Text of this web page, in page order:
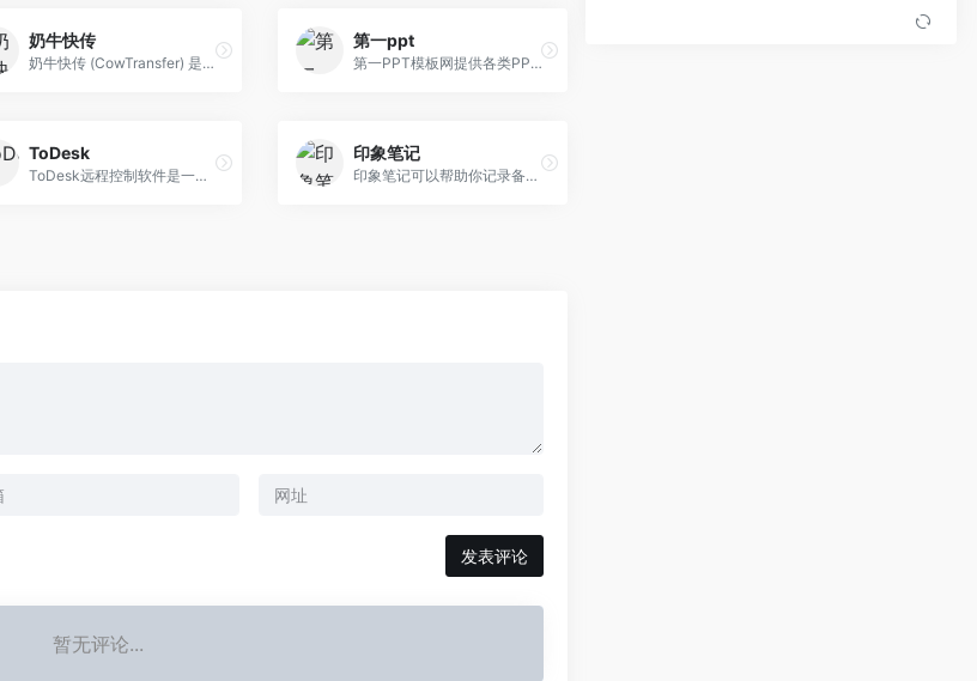
奶牛快传
奶牛快传 (CowTransfer) 是一款免费、无需注册即可直接使用的网页端大文件临时传输网盘服务，奶牛快传网页版官网登录后无需注册即可传输文件，它提供了网页版…
第一ppt
第一PPT模板网提供各类PPT模板免费下载，官网有PPT模板，行业PPT模板，优秀PPT模板，PPT背景图片，PPT课件下载；简洁模板，淡雅模板，商务模板，行业模板
ToDesk
ToDesk远程控制软件是一款安全的免费远程控制电脑手机连接软件，可远程桌面办公，远程协助运维，采用端对端加密，让你可以随时随地访问家里或公司设备。todesk远程
印象笔记
印象笔记可以帮助你记录备忘,收集信息,整理思路,共享成果，印象笔记是全球闻名的效率软件和知识管理工具。印象笔记可以帮助你高效工作、学习与生活。支持无缝多端同步，快速
暂无评论...